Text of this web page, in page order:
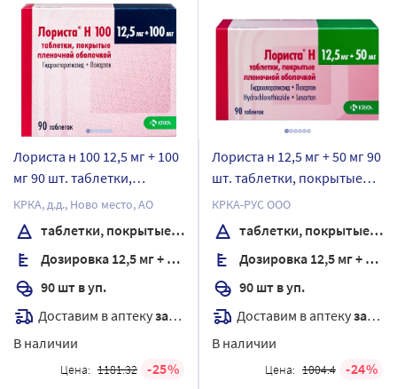
Лориста н 100 12,5 мг + 100
мг 90 шт. таблетки,
покрытые пленочной
оболочкой
КРКА, д.д., Ново место, АО
таблетки, покрытые пленочной оболочкой
Дозировка 12,5 мг + 100 мг
90 шт в уп.
Доставим в аптекузавтра
В наличии
Цена: 1181.32 25
Лориста н 12,5 мг + 50 мг 90
шт. таблетки, покрытые
пленочной оболочкой
КРКА-РУС ООО
таблетки, покрытые пленочной оболочкой
Дозировка 12,5 мг + 50 мг
90 шт в уп.
Доставим в аптекузавтра
В наличии
Цена: 1004.4 24